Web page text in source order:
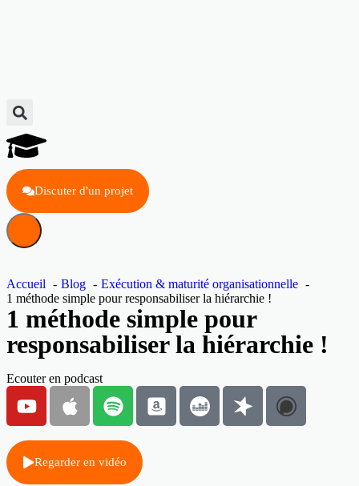
Discuter d'un projet
Accueil Blog
Exécution & maturité organisationnelle
1 méthode simple pour responsabiliser la hiérarchie !
1 méthode simple pour
responsabiliser la hiérarchie !
Ecouter en podcast
Regarder en vidéo